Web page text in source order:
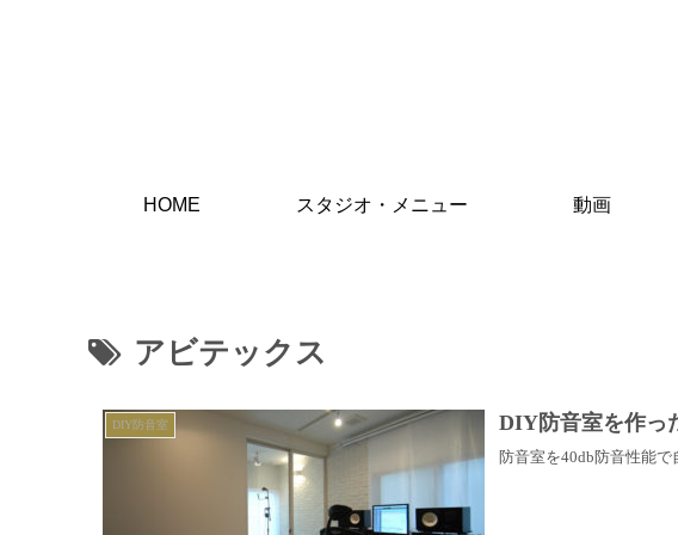
HOME スタジオ・メニュー 動画
アビテックス
DIY防音室 DIY防音室を作っ
防音室を40db防音性能で